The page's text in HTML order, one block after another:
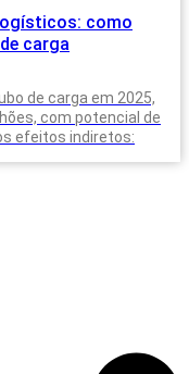
como
carga
de carga em 2025,
com potencial de
efeitos indiretos: